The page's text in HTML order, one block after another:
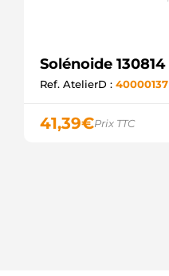
Solénoide 130814
Ref. AtelierD : 40000137
41,39€Prix TTC